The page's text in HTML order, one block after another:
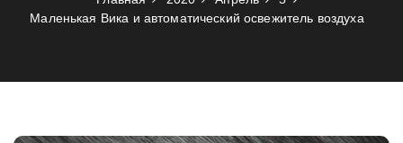
Маленькая Вика и автоматический освежитель воздуха